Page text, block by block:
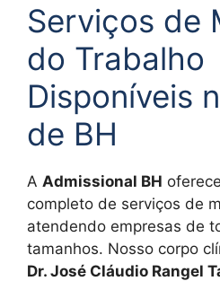
Serviços de
do Trabalho
Disponíveis
de BH
A Admissional BH
completo de serviços de
atendendo empresas de
tamanhos. Nosso corpo
Dr. José Cláudio Rangel